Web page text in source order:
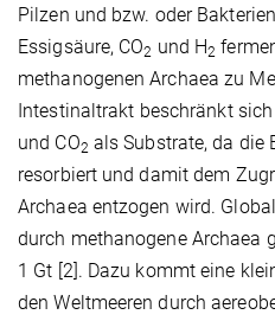
Pilzen und bzw. oder
Essigsäure, CO2 und H2
methanogenen Archaea zu
Intestinaltrakt beschränkt
und CO2 als Substrate, da die
resorbiert und damit dem
Archaea entzogen wird.
durch methanogene Archaea
1 Gt [2]. Dazu kommt eine
den Weltmeeren durch